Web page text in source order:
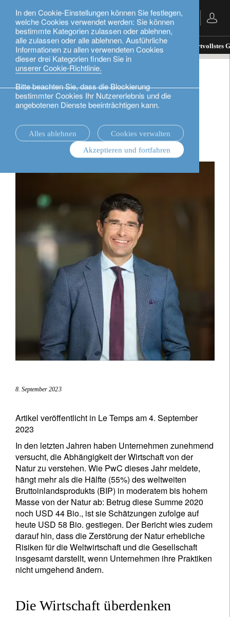
In den Cookie-Einstellungen können Sie festlegen,
welche Cookies verwendet werden: Sie können
bestimmte Kategorien zulassen oder ablehnen,
alle zulassen oder alle ablehnen. Ausführliche
Informationen zu allen verwendeten Cookies
dieser drei Kategorien finden Sie in
unserer Cookie-Richtlinie.
Bitte beachten Sie, dass die Blockierung
bestimmter Cookies Ihr Nutzererlebnis und die
angebotenen Dienste beeinträchtigen kann.
Alles ablehnen
Cookies verwalten
Akzeptieren und fortfahren
Deutsch
Nachrichten. In the news Die Natur ist unser wertvollstes
Die Natur ist unser
wertvollstes Gut
8. September 2023
Artikel veröffentlicht in Le Temps am 4. September
2023
In den letzten Jahren haben Unternehmen zunehmend
versucht, die Abhängigkeit der Wirtschaft von der
Natur zu verstehen. Wie PwC dieses Jahr meldete,
hängt mehr als die Hälfte (55%) des weltweiten
Bruttoinlandsprodukts (BIP) in moderatem bis hohem
Masse von der Natur ab: Betrug diese Summe 2020
noch USD 44 Bio., ist sie Schätzungen zufolge auf
heute USD 58 Bio. gestiegen. Der Bericht wies zudem
darauf hin, dass die Zerstörung der Natur erhebliche
Risiken für die Weltwirtschaft und die Gesellschaft
insgesamt darstellt, wenn Unternehmen ihre Praktiken
nicht umgehend ändern.
Die Wirtschaft überdenken